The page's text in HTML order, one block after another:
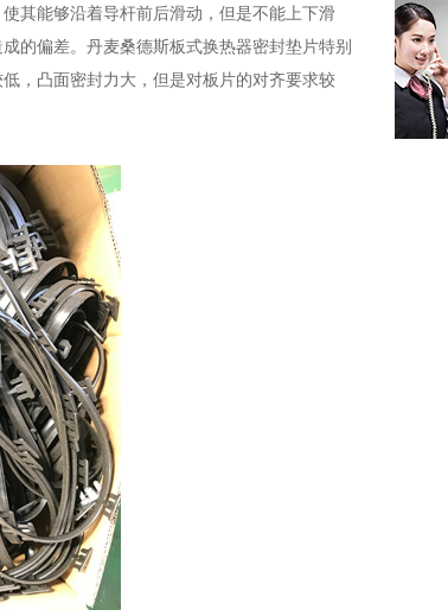
其能够沿着导杆前后滑动，但是不能上下滑
的偏差。丹麦桑德斯板式换热器密封垫片特别
，凸面密封力大，但是对板片的对齐要求较